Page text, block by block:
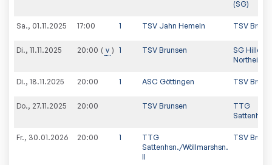
(SG)
Sa., 01.11.2025 17:00 1 TSV Jahn Hemeln TSV
Di., 11.11.2025 20:00 v 1 TSV Brunsen
SG
Northeim
Di., 18.11.2025 20:00 1 ASC Göttingen TSV
Do., 27.11.2025 20:00 TSV Brunsen
TTG
Fr., 30.01.2026 20:00 1
TTG
Sattenhsn./Wöllmarshsn.
II
TSV